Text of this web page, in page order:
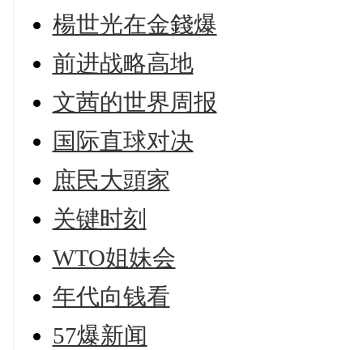
楊世光在金錢爆
前进战略高地
文茜的世界周报
国际直球对决
庶民大頭家
关键时刻
WTO姐妹会
年代向钱看
57爆新闻